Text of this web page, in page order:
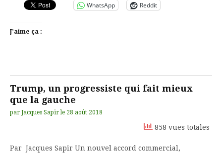
WhatsApp Reddit
J’aime ça :
Trump, un progressiste qui fait mieux
que la gauche
par Jacques Sapir le 28 août 2018
858 vues totales
Par Jacques Sapir Un nouvel accord commercial,